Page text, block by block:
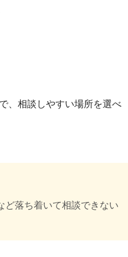
、相談しやすい場所を選べ
ど落ち着いて相談できない